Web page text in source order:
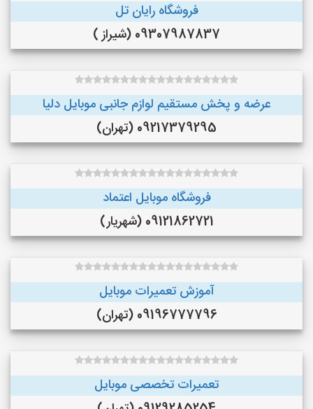
فروشگاه رایان تل
09307987837 (شیراز )
عرضه و پخش مستقيم لوازم جانبى موبايل دليا
09217379295 (تهران)
فروشگاه موبایل اعتماد
09121862721 (شهریار)
آموزش تعمیرات موبایل
09196777796 (تهران)
تعمیرات تخصصی موبایل